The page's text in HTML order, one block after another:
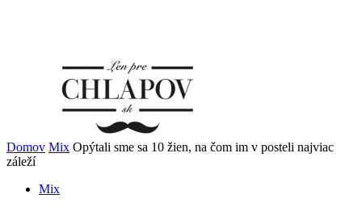
Domov Mix Opýtali sme sa 10 žien, na čom im v posteli najviac
záleží
Mix